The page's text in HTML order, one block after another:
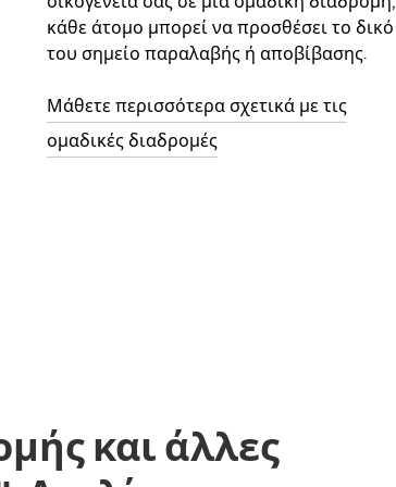
κάθε άτομο μπορεί να προσθέσει το δικό
του σημείο παραλαβής ή αποβίβασης.
Μάθετε περισσότερα σχετικά με τις
ομαδικές διαδρομές
και άλλες